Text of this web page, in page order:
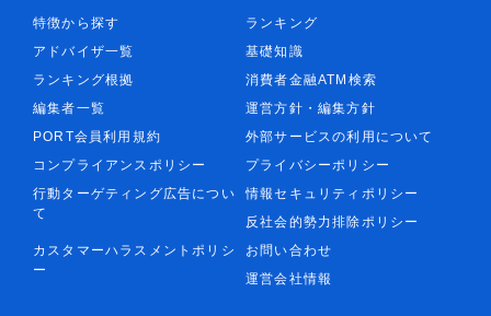
特徴から探す
ランキング
アドバイザ一覧
基礎知識
ランキング根拠
消費者金融ATM検索
編集者一覧
運営方針・編集方針
PORT会員利用規約
外部サービスの利用について
コンプライアンスポリシー
プライバシーポリシー
行動ターゲティング広告につい
て
情報セキュリティポリシー
反社会的勢力排除ポリシー
カスタマーハラスメントポリシ
ー
お問い合わせ
運営会社情報